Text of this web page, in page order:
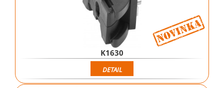
K1630
DETAIL